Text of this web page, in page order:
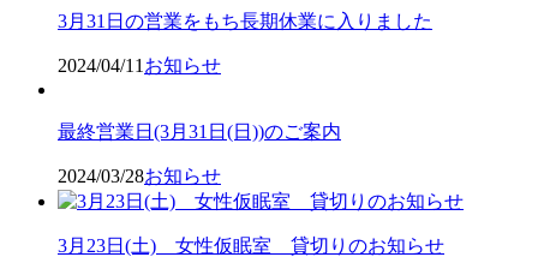
3月31日の営業をもち長期休業に入りました
2024/04/11 お知らせ
最終営業日(3月31日(日))のご案内
2024/03/28お知らせ
3月23日(土) 女性仮眠室 貸切りのお知らせ